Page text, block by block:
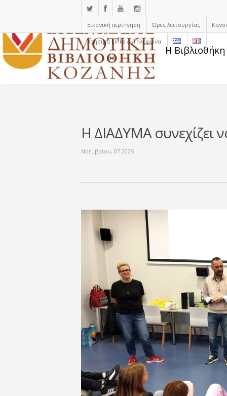
Εικονική περιήγηση Ώρες λειτουργίας
Χρήσιμα Links & Τηλέφωνα
Η
Η ΔΙΑΔΥΜΑ συνεχίζει
Νοεμβρίου, 07 2025